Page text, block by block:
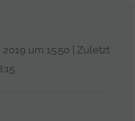
um 15:50 | Zuletzt